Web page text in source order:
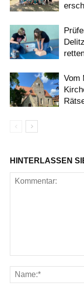
Vom
HINTERLASSEN